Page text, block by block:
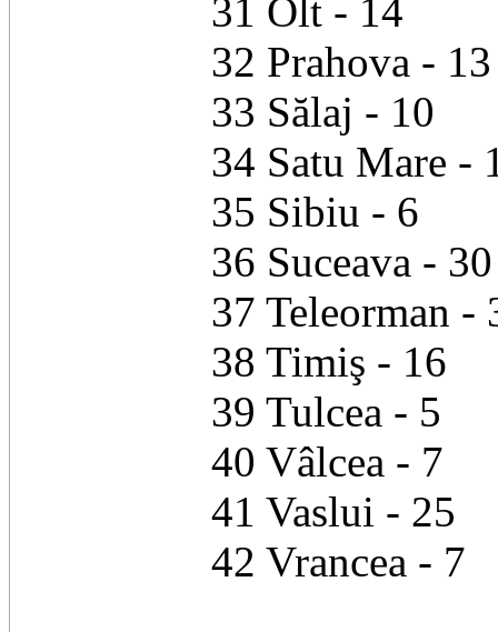
31 Olt - 14
32 Prahova - 13
33 Sălaj - 10
34 Satu Mare -
35 Sibiu - 6
36 Suceava - 30
37 Teleorman -
38 Timiş - 16
39 Tulcea - 5
40 Vâlcea - 7
41 Vaslui - 25
42 Vrancea - 7